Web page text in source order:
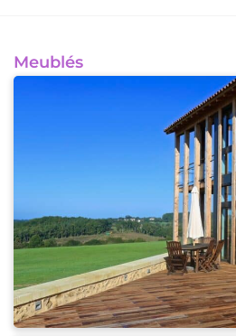
Meublés